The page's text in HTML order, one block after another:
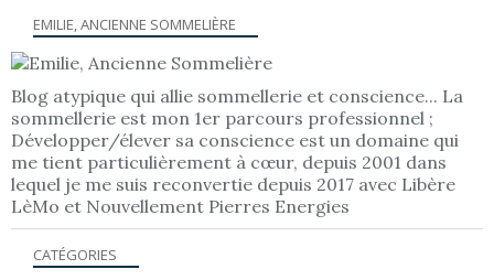
EMILIE, ANCIENNE SOMMELIÈRE
Blog atypique qui allie sommellerie et conscience... La
sommellerie est mon 1er parcours professionnel ;
Développer/élever sa conscience est un domaine qui
me tient particulièrement à cœur, depuis 2001 dans
lequel je me suis reconvertie depuis 2017 avec Libère
LèMo et Nouvellement Pierres Energies
CATÉGORIES